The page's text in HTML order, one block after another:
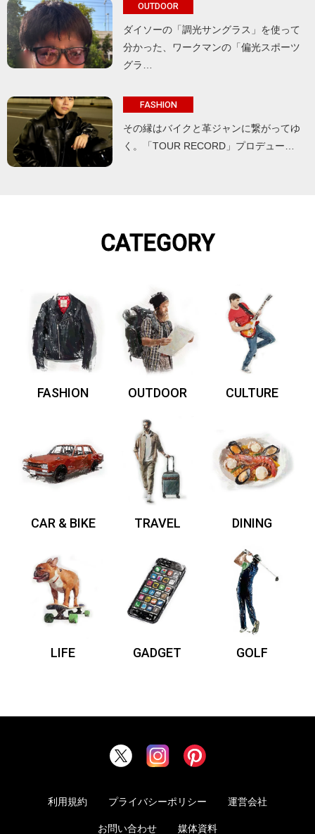
OUTDOOR
ダイソーの「調光サングラス」を使って
分かった、ワークマンの「偏光スポーツ
グラ…
FASHION
その縁はバイクと革ジャンに繋がってゆ
く。「TOUR RECORD」プロデュー…
CATEGORY
FASHION OUTDOOR CULTURE
CAR & BIKE TRAVEL DINING
LIFE GADGET GOLF
利用規約 プライバシーポリシー 運営会社
お問い合わせ 媒体資料